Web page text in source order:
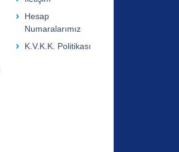
Hesap
Numaralarımız
K.V.K.K. Politikası